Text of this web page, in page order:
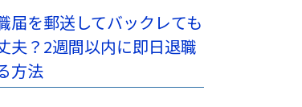
届を郵送してバックレても
夫？2週間以内に即日退職
方法